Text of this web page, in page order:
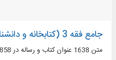
جامع فقه 3 (کتابخانه و دانشنامه تخصصی فقه)
متن 1638 عنوان کتاب و رساله در 2858 جلد از منابع مهم در زمينه فقه